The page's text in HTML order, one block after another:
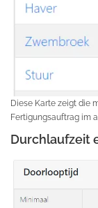
Diese Karte zeigt die
Fertigungsauftrag im
Durchlaufzeit